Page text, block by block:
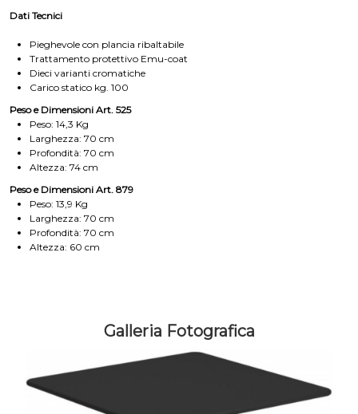
Dati Tecnici
Pieghevole con plancia ribaltabile
Trattamento protettivo Emu-coat
Dieci varianti cromatiche
Carico statico kg. 100
Peso e Dimensioni Art. 525
Peso: 14,3 Kg
Larghezza: 70 cm
Profondità: 70 cm
Altezza: 74 cm
Peso e Dimensioni Art. 879
Peso: 13,9 Kg
Larghezza: 70 cm
Profondità: 70 cm
Altezza: 60 cm
Galleria Fotografica